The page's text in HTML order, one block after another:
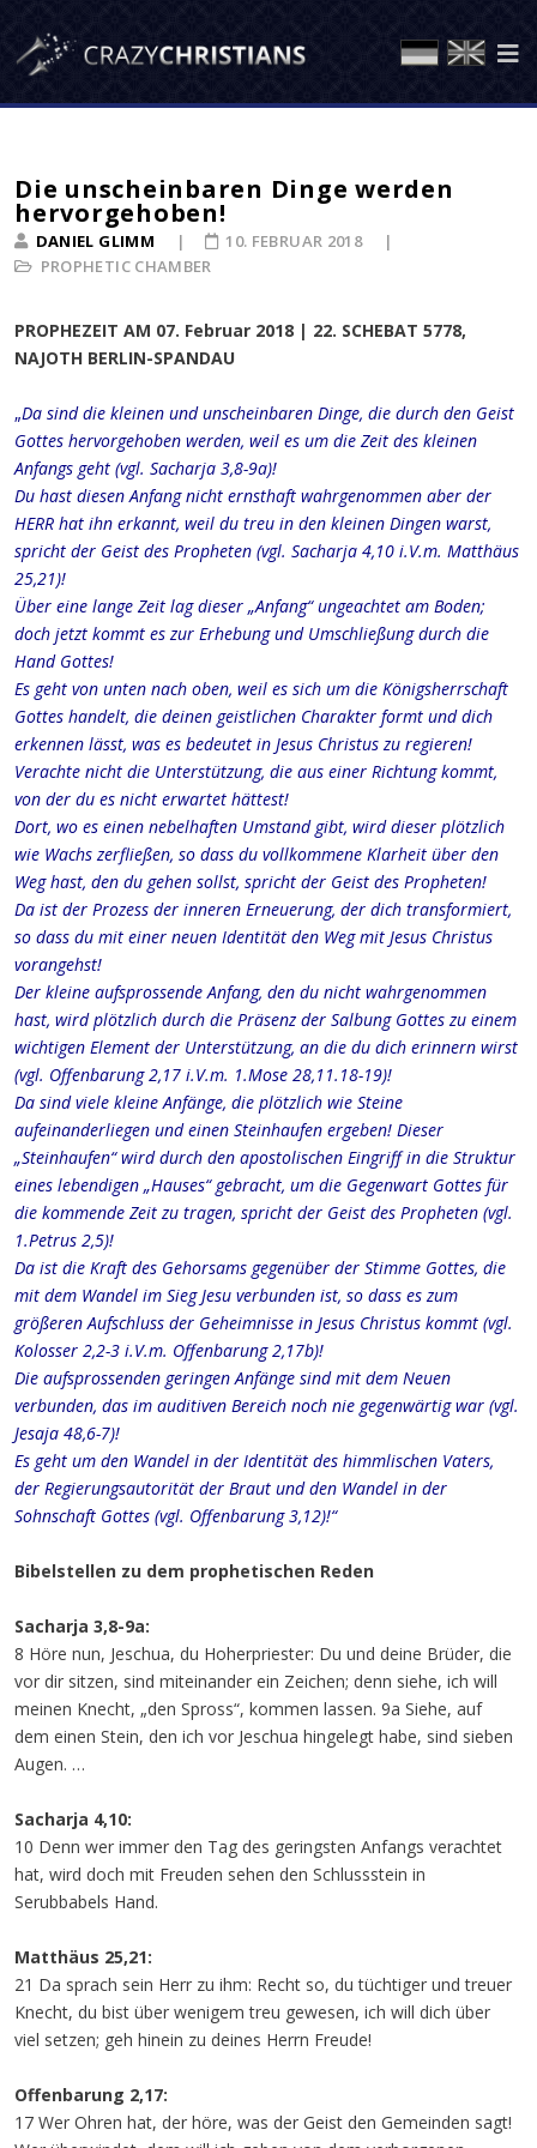
Die unscheinbaren Dinge werden
hervorgehoben!
DANIEL GLIMM
PROPHETIC CHAMBER
10. FEBRUAR 2018
PROPHEZEIT AM 07. Februar 2018 | 22. SCHEBAT 5778,
NAJOTH BERLIN-SPANDAU
„Da sind die kleinen und unscheinbaren Dinge, die durch den Geist
Gottes hervorgehoben werden, weil es um die Zeit des kleinen
Anfangs geht (vgl. Sacharja 3,8-9a)!
Du hast diesen Anfang nicht ernsthaft wahrgenommen aber der
HERR hat ihn erkannt, weil du treu in den kleinen Dingen warst,
spricht der Geist des Propheten (vgl. Sacharja 4,10 i.V.m. Matthäus
25,21)!
Über eine lange Zeit lag dieser „Anfang“ ungeachtet am Boden;
doch jetzt kommt es zur Erhebung und Umschließung durch die
Hand Gottes!
Es geht von unten nach oben, weil es sich um die Königsherrschaft
Gottes handelt, die deinen geistlichen Charakter formt und dich
erkennen lässt, was es bedeutet in Jesus Christus zu regieren!
Verachte nicht die Unterstützung, die aus einer Richtung kommt,
von der du es nicht erwartet hättest!
Dort, wo es einen nebelhaften Umstand gibt, wird dieser plötzlich
wie Wachs zerfließen, so dass du vollkommene Klarheit über den
Weg hast, den du gehen sollst, spricht der Geist des Propheten!
Da ist der Prozess der inneren Erneuerung, der dich transformiert,
so dass du mit einer neuen Identität den Weg mit Jesus Christus
vorangehst!
Der kleine aufsprossende Anfang, den du nicht wahrgenommen
hast, wird plötzlich durch die Präsenz der Salbung Gottes zu einem
wichtigen Element der Unterstützung, an die du dich erinnern wirst
(vgl. Offenbarung 2,17 i.V.m. 1.Mose 28,11.18-19)!
Da sind viele kleine Anfänge, die plötzlich wie Steine
aufeinanderliegen und einen Steinhaufen ergeben! Dieser
„Steinhaufen“ wird durch den apostolischen Eingriff in die Struktur
eines lebendigen „Hauses“ gebracht, um die Gegenwart Gottes für
die kommende Zeit zu tragen, spricht der Geist des Propheten (vgl.
1.Petrus 2,5)!
Da ist die Kraft des Gehorsams gegenüber der Stimme Gottes, die
mit dem Wandel im Sieg Jesu verbunden ist, so dass es zum
größeren Aufschluss der Geheimnisse in Jesus Christus kommt (vgl.
Kolosser 2,2-3 i.V.m. Offenbarung 2,17b)!
Die aufsprossenden geringen Anfänge sind mit dem Neuen
verbunden, das im auditiven Bereich noch nie gegenwärtig war (vgl.
Jesaja 48,6-7)!
Es geht um den Wandel in der Identität des himmlischen Vaters,
der Regierungsautorität der Braut und den Wandel in der
Sohnschaft Gottes (vgl. Offenbarung 3,12)!“
Bibelstellen zu dem prophetischen Reden
Sacharja 3,8-9a:
8 Höre nun, Jeschua, du Hoherpriester: Du und deine Brüder, die
vor dir sitzen, sind miteinander ein Zeichen; denn siehe, ich will
meinen Knecht, „den Spross“, kommen lassen. 9a Siehe, auf
dem einen Stein, den ich vor Jeschua hingelegt habe, sind sieben
Augen. …
Sacharja 4,10:
10 Denn wer immer den Tag des geringsten Anfangs verachtet
hat, wird doch mit Freuden sehen den Schlussstein in
Serubbabels Hand.
Matthäus 25,21:
21 Da sprach sein Herr zu ihm: Recht so, du tüchtiger und treuer
Knecht, du bist über wenigem treu gewesen, ich will dich über
viel setzen; geh hinein zu deines Herrn Freude!
Offenbarung 2,17:
17 Wer Ohren hat, der höre, was der Geist den Gemeinden sagt!